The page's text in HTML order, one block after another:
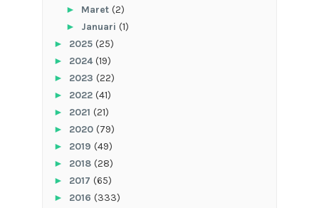
► Maret (2)
► Januari (1)
► 2025 (25)
► 2024(19)
► 2023 (22)
► 2022 (41)
► 2021 (21)
► 2020 (79)
► 2019 (49)
► 2018 (28)
► 2017 (65)
► 2016 (333)